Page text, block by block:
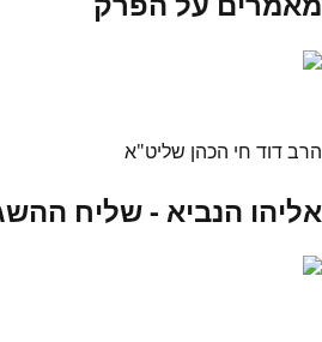
הרב דוד חי הכהן שליט"א
אליהו הנביא - שליח